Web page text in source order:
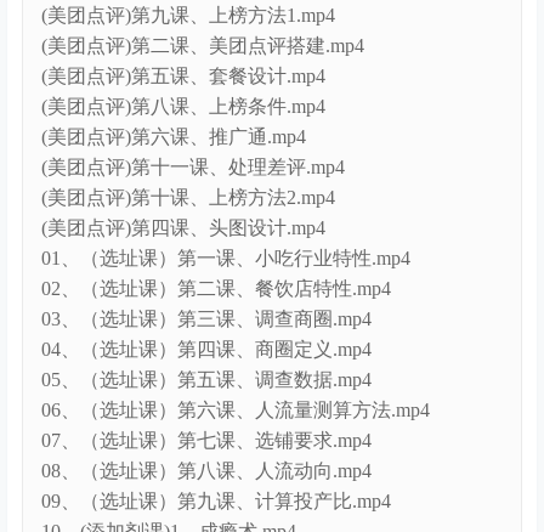
(美团点评)第九课、上榜方法1.mp4
(美团点评)第二课、美团点评搭建.mp4
(美团点评)第五课、套餐设计.mp4
(美团点评)第八课、上榜条件.mp4
(美团点评)第六课、推广通.mp4
(美团点评)第十一课、处理差评.mp4
(美团点评)第十课、上榜方法2.mp4
(美团点评)第四课、头图设计.mp4
01、（选址课）第一课、小吃行业特性.mp4
02、（选址课）第二课、餐饮店特性.mp4
03、（选址课）第三课、调查商圈.mp4
04、（选址课）第四课、商圈定义.mp4
05、（选址课）第五课、调查数据.mp4
06、（选址课）第六课、人流量测算方法.mp4
07、（选址课）第七课、选铺要求.mp4
08、（选址课）第八课、人流动向.mp4
09、（选址课）第九课、计算投产比.mp4